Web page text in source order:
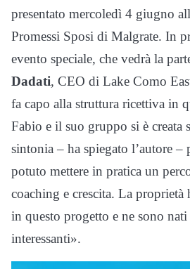
presentato mercoledì 4 giugno
Promessi Sposi di Malgrate. In
evento speciale, che vedrà la
Dadati, CEO di Lake Como
fa capo alla struttura ricettiva in
Fabio e il suo gruppo si è creata
sintonia – ha spiegato l’autore –
potuto mettere in pratica un
coaching e crescita. La proprietà
in questo progetto e ne sono
interessanti».